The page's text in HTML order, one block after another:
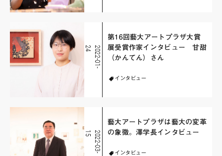
2
0
2
2
-
0
1
-
2
4
第16回藝大アートプラザ大賞
展受賞作家インタビュー 甘甜
（かんてん）さん
インタビュー
2
0
2
2
-
0
3
-
1
5
藝大アートプラザは藝大の変革
の象徴。澤学長インタビュー
インタビュー